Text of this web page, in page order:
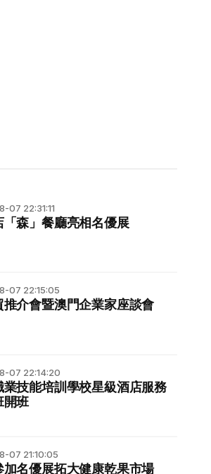
07 22:31:11
「森」餐廳亮相名優展
07 22:15:05
推介會暨澳門企業家座談會
07 22:14:20
業技能培訓學校星級酒店服務
開班
07 21:10:05
加名優展拓大健康乾果市場